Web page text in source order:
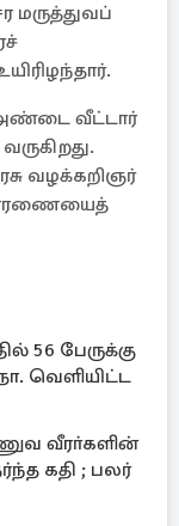
மருத்துவப்
அண்டை வீட்டார்
வழக்கறிஞர்
56 பேருக்கு
வெளியிட்ட
வீரா்களின்
கதி ; பலர்